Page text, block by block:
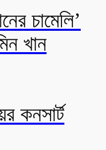
চামেলি’
খান
কনসার্ট